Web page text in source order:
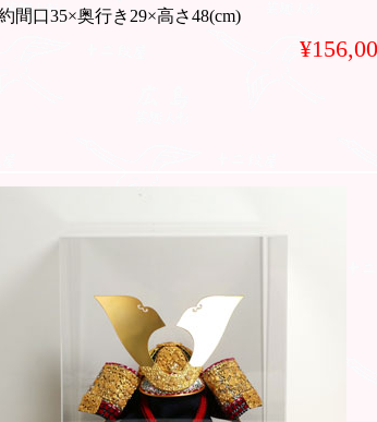
間口35×奥行き29×高さ48(cm)